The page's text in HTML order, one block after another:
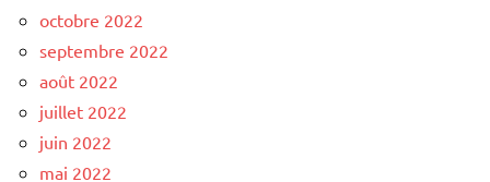
octobre 2022
septembre 2022
août 2022
juillet 2022
juin 2022
mai 2022